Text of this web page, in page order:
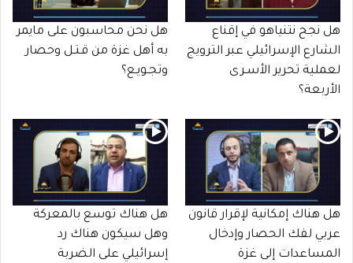
هل نجح نتنياهو في إقناع
الشارع الإسرائيلي عبر الترويج
لعملية تحرير الأسـرى
الأربعة؟
هل نحن محاسبون على مايمر
به أهل غزة من قـتـل وحصار
وتجـويـع؟
هل هناك إمكانية لإقرار قانون
عربي لفك الحصار وإدخال
المساعدات إلى غزة
هل هناك توسع بالمعركة
وهل سيكون هناك رد
إسرائيلي على الضربة